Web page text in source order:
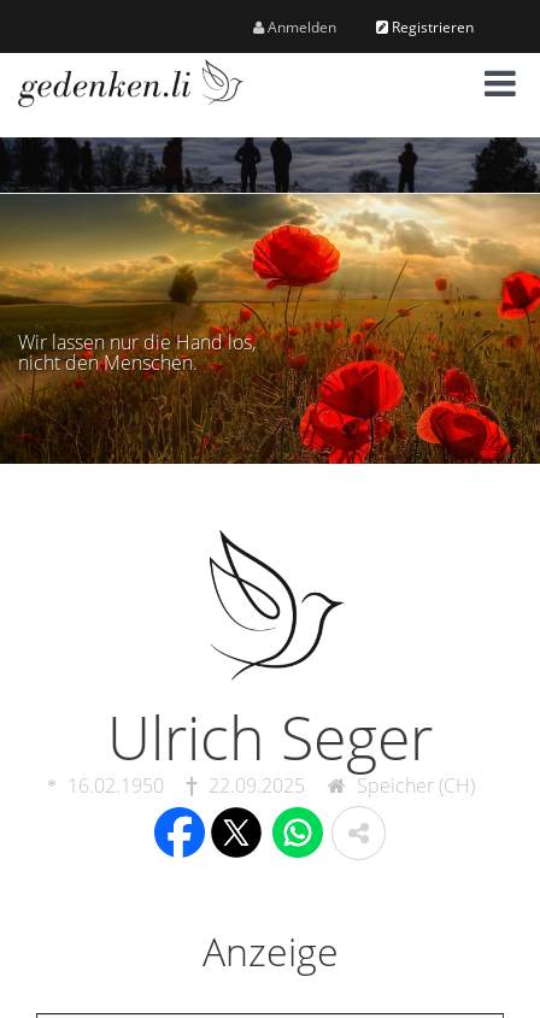
Anmelden Registrieren
M
e
n
ü
Wir lassen nur die Hand los,
nicht den Menschen.
Ulrich Seger
16.02.1950 22.09.2025 Speicher (CH)
Anzeige